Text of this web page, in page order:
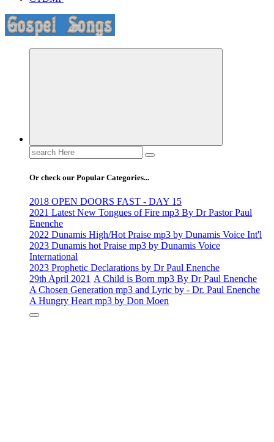
Life Changing And Soul Lifting Gospel Songs And Messages
Search
for:
Or check our Popular Categories...
2018 OPEN DOORS FAST - DAY 15
2021 Latest New Tongues of Fire mp3 By Dr Pastor Paul
Enenche
2022 Dunamis High/Hot Praise mp3 by Dunamis Voice Int'l
2023 Dunamis hot Praise mp3 by Dunamis Voice
International
2023 Prophetic Declarations by Dr Paul Enenche
29th April 2021 A Child is Born mp3 By Dr Paul Enenche
A Chosen Generation mp3 and Lyric by - Dr. Paul Enenche
A Hungry Heart mp3 by Don Moen